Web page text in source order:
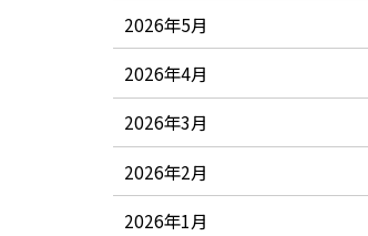
2026年5月
2026年4月
2026年3月
2026年2月
2026年1月